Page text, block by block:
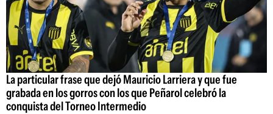
La particular frase que dejó Mauricio Larriera y que fue
grabada en los gorros con los que Peñarol celebró la
conquista del Torneo Intermedio